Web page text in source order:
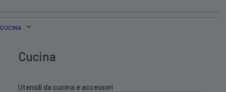
CUCINA
Cucina
Utensili da cucina e accessori